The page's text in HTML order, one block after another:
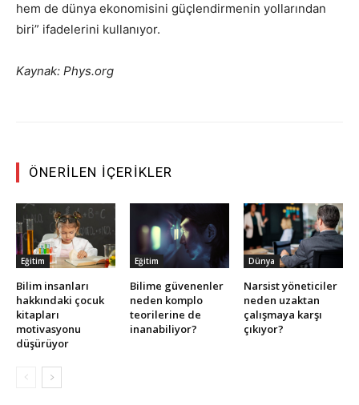
hem de dünya ekonomisini güçlendirmenin yollarından
biri” ifadelerini kullanıyor.
Kaynak: Phys.org
ÖNERILEN İÇERIKLER
Eğitim
Bilim insanları
hakkındaki çocuk
kitapları
motivasyonu
düşürüyor
Eğitim
Bilime güvenenler
neden komplo
teorilerine de
inanabiliyor?
Dünya
Narsist yöneticiler
neden uzaktan
çalışmaya karşı
çıkıyor?